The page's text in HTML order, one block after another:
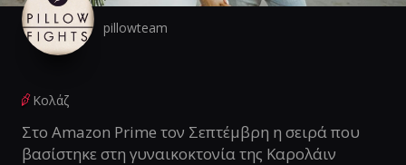
pillowteam
Κολάζ
Στο Amazon Prime τον Σεπτέμβρη η σειρά που
βασίστηκε στη γυναικοκτονία της Καρολάιν